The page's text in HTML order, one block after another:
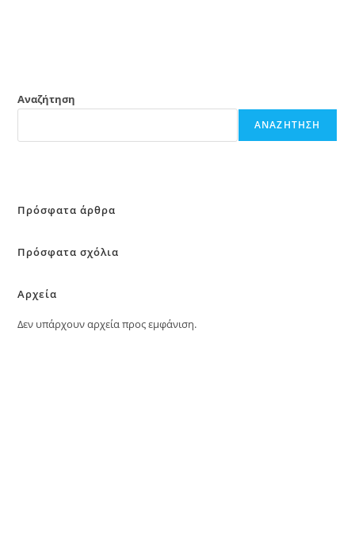
Αναζήτηση
ΑΝΑΖΉΤΗΣΗ
Πρόσφατα άρθρα
Πρόσφατα σχόλια
Αρχεία
Δεν υπάρχουν αρχεία προς εμφάνιση.